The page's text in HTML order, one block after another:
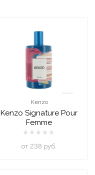
Kenzo
Kenzo Signature Pour
Femme
oт 238 руб.